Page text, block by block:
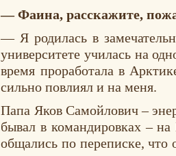
— Фаина, расскажите,
— Я родилась в
университете училась на
время проработала в
сильно повлиял и на меня.
Папа Яков Самойлович –
бывал в командировках –
общались по переписке, что